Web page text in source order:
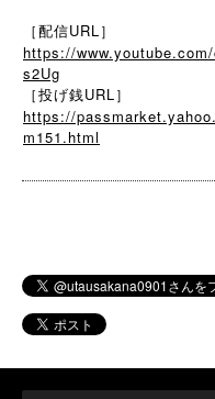
［配信URL］
https://
s2Ug
［投げ銭URL］
https://
m151.html